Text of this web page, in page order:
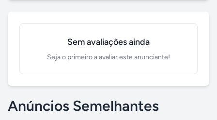
Sem avaliações ainda
Seja o primeiro a avaliar este anunciante!
Anúncios Semelhantes